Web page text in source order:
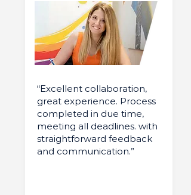
“Excellent collaboration,
great experience. Process
completed in due time,
meeting all deadlines. with
straightforward feedback
and communication.”